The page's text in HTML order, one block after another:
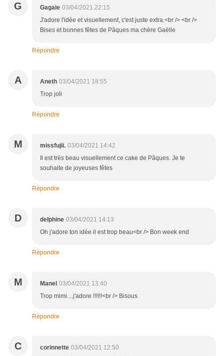
G Gagaie 03/04/2021 22:15
J'adore l'idée et visuellement, c'est juste extra.<br /> <br />
Bises et bonnes fêtes de Pâques ma chère Gaëlle
Répondre
A Aneth 03/04/2021 18:55
Trop joli
Répondre
M missfujii. 03/04/2021 14:42
Il est très beau visuellement ce cake de Pâques. Je te
souhaite de joyeuses fêtes
Répondre
D delphine 03/04/2021 14:13
Oh j'adore ton idée il est trop beau<br /> Bon week end
Répondre
M Manel 03/04/2021 13:40
Trop mimi....j'adore !!!!!!<br /> Bisous
Répondre
C corinnette 03/04/2021 12:50